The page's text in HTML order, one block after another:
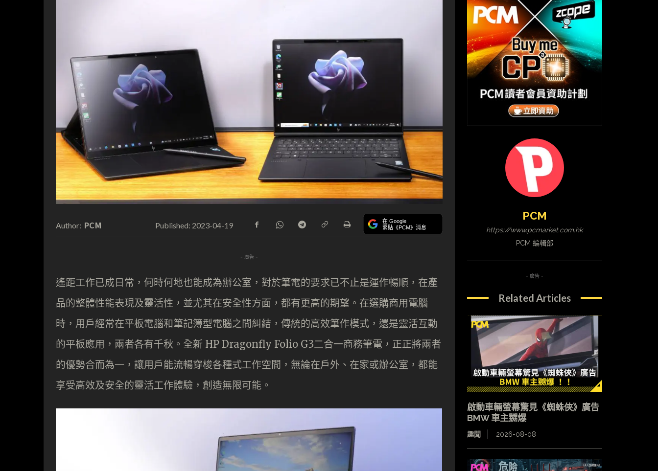
Author: PCM Published: 2023-04-19 在 Google
緊貼《PCM》消息
- 廣告 -
遙距工作已成日常，何時何地也能成為辦公室，對於筆電的要求已不止是運作暢順，在產
品的整體性能表現及靈活性，並尤其在安全性方面，都有更高的期望。在選購商用電腦
時，用戶經常在平板電腦和筆記簿型電腦之間糾結，傳統的高效筆作模式，還是靈活互動
的平板應用，兩者各有千秋。全新 HP Dragonfly Folio G3二合一商務筆電，正正將兩者
的優勢合而為一，讓用戶能流暢穿梭各種式工作空間，無論在戶外、在家或辦公室，都能
享受高效及安全的靈活工作體驗，創造無限可能。
PCM
https://www.pcmarket.com.hk
PCM 編輯部
- 廣告 -
Related Articles
啟動車輛螢幕驚見《蜘蛛俠》廣告
BMW 車主嬲爆
趣聞 2026-08-08